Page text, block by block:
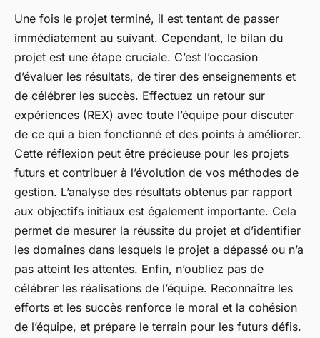
Une fois le projet terminé, il est tentant de passer
immédiatement au suivant. Cependant, le bilan du
projet est une étape cruciale. C’est l’occasion
d’évaluer les résultats, de tirer des enseignements et
de célébrer les succès. Effectuez un retour sur
expériences (REX) avec toute l’équipe pour discuter
de ce qui a bien fonctionné et des points à améliorer.
Cette réflexion peut être précieuse pour les projets
futurs et contribuer à l’évolution de vos méthodes de
gestion. L’analyse des résultats obtenus par rapport
aux objectifs initiaux est également importante. Cela
permet de mesurer la réussite du projet et d’identifier
les domaines dans lesquels le projet a dépassé ou n’a
pas atteint les attentes. Enfin, n’oubliez pas de
célébrer les réalisations de l’équipe. Reconnaître les
efforts et les succès renforce le moral et la cohésion
de l’équipe, et prépare le terrain pour les futurs défis.